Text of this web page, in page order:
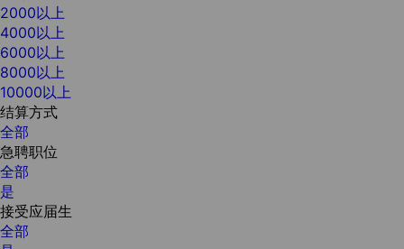
2000以上
4000以上
6000以上
8000以上
10000以上
结算方式
全部
急聘职位
全部
是
接受应届生
全部